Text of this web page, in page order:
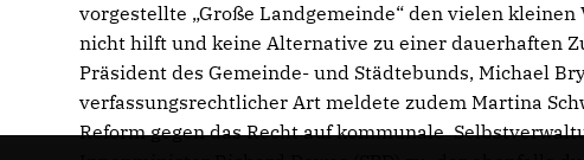
vorgestellte „Große Landgemeinde“ den vielen
nicht hilft und keine Alternative zu einer dauerhaften
Präsident des Gemeinde- und Städtebunds, Michael
verfassungsrechtlicher Art meldete zudem Martina
Reform gegen das Recht auf kommunale